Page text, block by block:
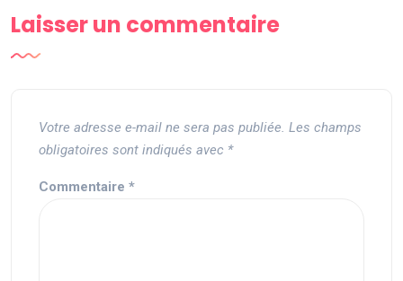
Laisser un commentaire
Votre adresse e-mail ne sera pas publiée. Les champs
obligatoires sont indiqués avec *
Commentaire *